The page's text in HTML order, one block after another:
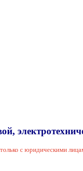
с юридическими